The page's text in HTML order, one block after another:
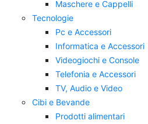
Maschere e Cappelli
Tecnologie
Pc e Accessori
Informatica e Accessori
Videogiochi e Console
Telefonia e Accessori
TV, Audio e Video
Cibi e Bevande
Prodotti alimentari